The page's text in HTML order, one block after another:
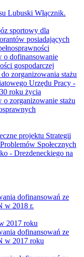
Lubuski Włącznik.
sportowy dla
posiadających
o dofinansowanie
gospodarczej
zorganizowania stażu
Urzędu Pracy -
roku życia
zorganizowanie stażu
projektu Strategii
Społecznych
- Drezdeneckiego na
dofinansowań ze
w 2018 r.
2017 roku
dofinansowań ze
w 2017 roku